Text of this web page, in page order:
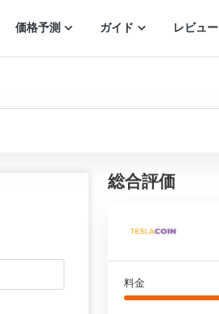
価格予測 ガイド レビュー
総合評価
料金